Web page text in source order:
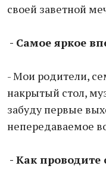
своей заветной
- Самое яркое
- Мои родители,
накрытый стол,
забуду первые
непередаваемое
- Как проводите